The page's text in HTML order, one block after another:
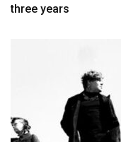
three years